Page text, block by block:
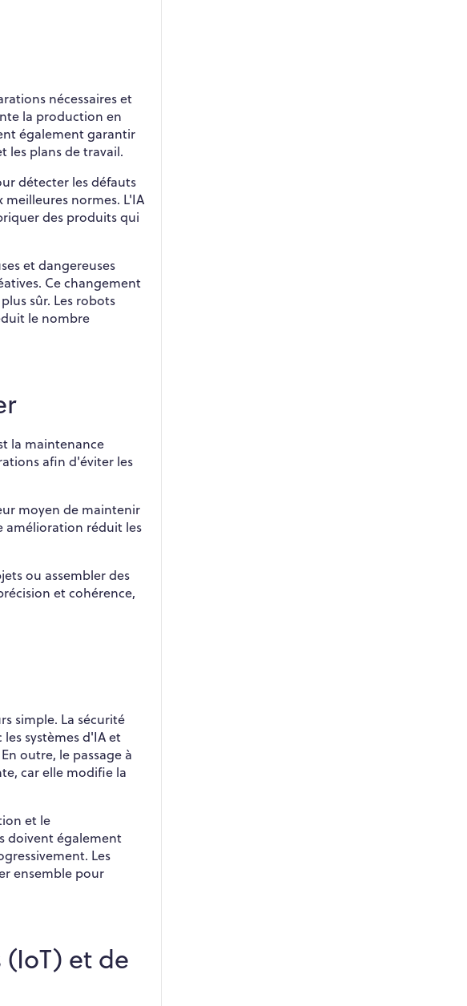
nécessaires et
la production en
également garantir
les plans de travail.
détecter les défauts
normes. L'IA
des produits qui
et dangereuses
Ce changement
sûr. Les robots
le nombre
la maintenance
afin d'éviter les
moyen de maintenir
amélioration réduit les
ou assembler des
et cohérence,
simple. La sécurité
systèmes d'IA et
outre, le passage à
car elle modifie la
et le
doivent également
Les
ensemble pour
et de